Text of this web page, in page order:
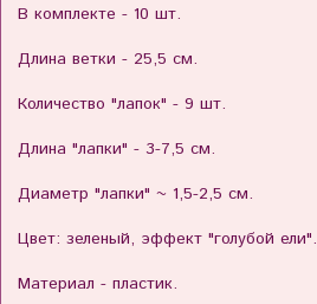
В комплекте - 10 шт.
Длина ветки - 25,5 см.
Количество "лапок" - 9 шт.
Длина "лапки" - 3-7,5 см.
Диаметр "лапки" ~ 1,5-2,5 см.
Цвет: зеленый, эффект "голубой ели".
Материал - пластик.